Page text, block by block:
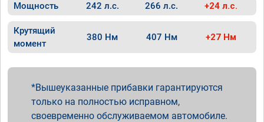
Мощность 242 л.с. 266 л.с. +24 л.с.
Крутящий
момент
380 Нм 407 Нм +27 Нм
Вышеуказанные прибавки гарантируются
только на полностью исправном,
своевременно обслуживаемом автомобиле.